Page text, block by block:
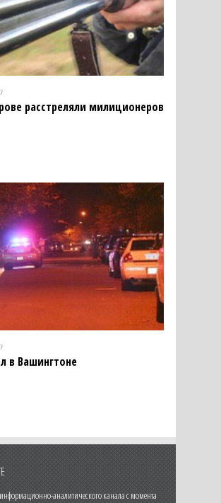
расстреляли милиционеров
в Вашингтоне
аналитического канала с момента